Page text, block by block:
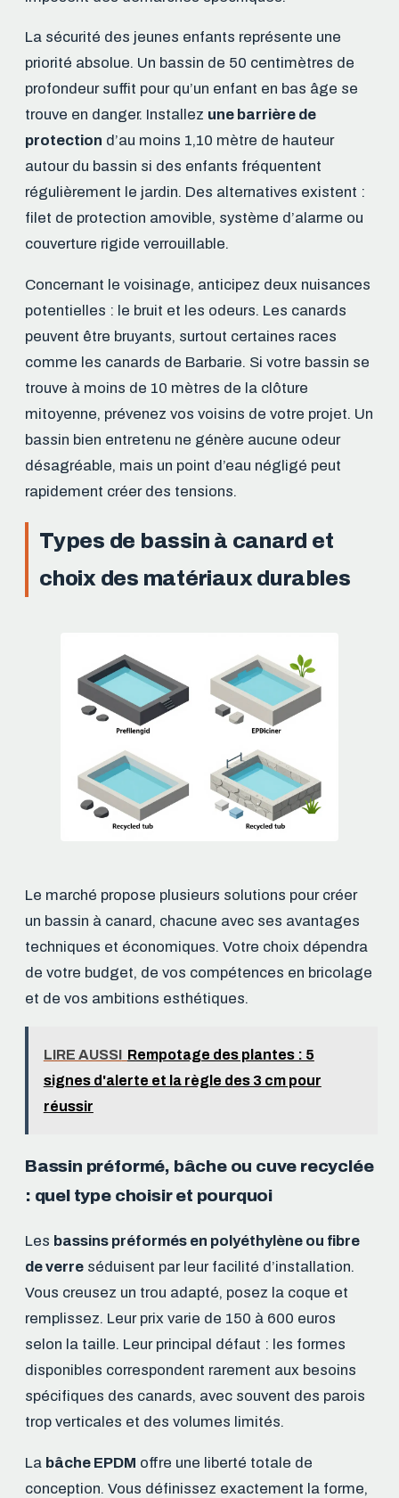
La sécurité des jeunes enfants représente une
priorité absolue. Un bassin de 50 centimètres de
profondeur suffit pour qu’un enfant en bas âge se
trouve en danger. Installez une barrière de
protection d’au moins 1,10 mètre de hauteur
autour du bassin si des enfants fréquentent
régulièrement le jardin. Des alternatives existent :
filet de protection amovible, système d’alarme ou
couverture rigide verrouillable.
Concernant le voisinage, anticipez deux nuisances
potentielles : le bruit et les odeurs. Les canards
peuvent être bruyants, surtout certaines races
comme les canards de Barbarie. Si votre bassin se
trouve à moins de 10 mètres de la clôture
mitoyenne, prévenez vos voisins de votre projet. Un
bassin bien entretenu ne génère aucune odeur
désagréable, mais un point d’eau négligé peut
rapidement créer des tensions.
Types de bassin à canard et
choix des matériaux durables
Le marché propose plusieurs solutions pour créer
un bassin à canard, chacune avec ses avantages
techniques et économiques. Votre choix dépendra
de votre budget, de vos compétences en bricolage
et de vos ambitions esthétiques.
LIRE AUSSI Rempotage des plantes : 5
signes d'alerte et la règle des 3 cm pour
réussir
Bassin préformé, bâche ou cuve recyclée
: quel type choisir et pourquoi
Les bassins préformés en polyéthylène ou fibre
de verre séduisent par leur facilité d’installation.
Vous creusez un trou adapté, posez la coque et
remplissez. Leur prix varie de 150 à 600 euros
selon la taille. Leur principal défaut : les formes
disponibles correspondent rarement aux besoins
spécifiques des canards, avec souvent des parois
trop verticales et des volumes limités.
La bâche EPDM offre une liberté totale de
conception. Vous définissez exactement la forme,